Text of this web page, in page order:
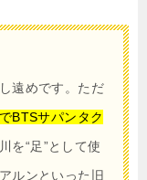
遠めです。ただ
BTSサパンタク
を“足”として使
ルンといった旧